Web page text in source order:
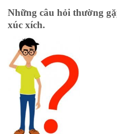
Những câu hỏi thường
xúc xích.